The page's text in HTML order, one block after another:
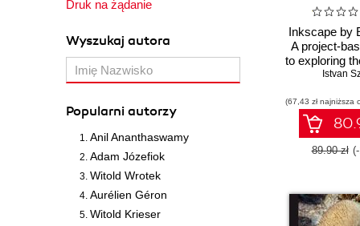
Druk na żądanie
Wyszukaj autora
Popularni autorzy
Anil Ananthaswamy
Adam Józefiok
Witold Wrotek
Aurélien Géron
Witold Krieser
Inkscape by
A project-
to exploring
features of
skills
Istvan
(67,43 zł najniższa
89.90 zł